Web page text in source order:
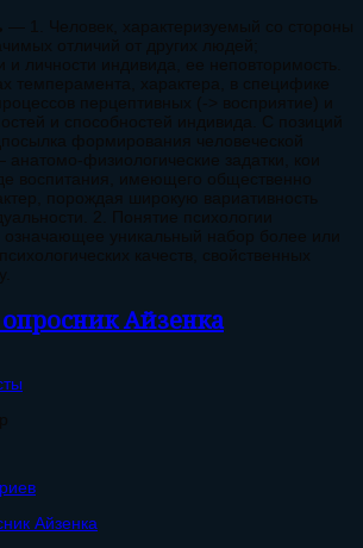
— 1. Человек, характеризуемый со стороны
отличий от других людей;
и личности индивида, ее неповторимость.
темперамента, характера, в специфике
перцептивных (-> восприятие) и
и способностей индивида. С позиций
формирования человеческой
анатомо-физиологические задатки, кои
воспитания, имеющего общественно
порождая широкую вариативность
2. Понятие психологии
означающее уникальный набор более или
качеств, свойственных
Айзенка